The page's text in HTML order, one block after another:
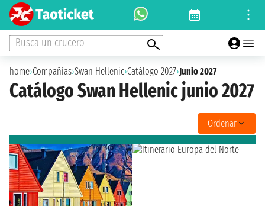
Busca un crucero
home›Compañías›Swan Hellenic›Catálogo 2027›Junio 2027
Catálogo Swan Hellenic junio 2027
Ordenar